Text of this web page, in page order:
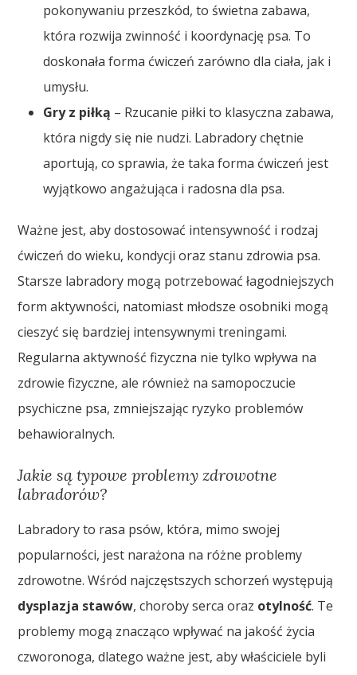
pokonywaniu przeszkód, to świetna zabawa,
która rozwija zwinność i koordynację psa. To
doskonała forma ćwiczeń zarówno dla ciała, jak i
umysłu.
Gry z piłką – Rzucanie piłki to klasyczna zabawa,
która nigdy się nie nudzi. Labradory chętnie
aportują, co sprawia, że taka forma ćwiczeń jest
wyjątkowo angażująca i radosna dla psa.
Ważne jest, aby dostosować intensywność i rodzaj
ćwiczeń do wieku, kondycji oraz stanu zdrowia psa.
Starsze labradory mogą potrzebować łagodniejszych
form aktywności, natomiast młodsze osobniki mogą
cieszyć się bardziej intensywnymi treningami.
Regularna aktywność fizyczna nie tylko wpływa na
zdrowie fizyczne, ale również na samopoczucie
psychiczne psa, zmniejszając ryzyko problemów
behawioralnych.
Jakie są typowe problemy zdrowotne
labradorów?
Labradory to rasa psów, która, mimo swojej
popularności, jest narażona na różne problemy
zdrowotne. Wśród najczęstszych schorzeń występują
dysplazja stawów, choroby serca oraz otylność. Te
problemy mogą znacząco wpływać na jakość życia
czworonoga, dlatego ważne jest, aby właściciele byli